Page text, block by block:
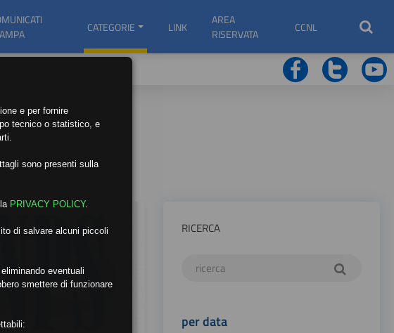
CATEGORIE LINK
AREA
RISERVATA
CCNL
RICERCA
per data
e per fornire
tecnico o statistico, e
sono presenti sulla
PRIVACY POLICY.
di salvare alcuni piccoli
eventuali
smettere di funzionare